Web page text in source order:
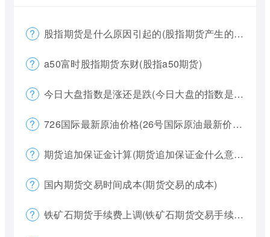
股指期货是什么原因引起的(股指期货产生的原因)
a50富时股指期货东财(股指a50期货)
今日大盘指数是涨还是跌(今日大盘的指数是多少)
726国际最新原油价格(26号国际原油最新价格)
期货追加保证金计算(期货追加保证金什么意思)
国内期货交易时间成本(期货交易的成本)
铁矿石期货手续费上调(铁矿石期货交易手续费多少)